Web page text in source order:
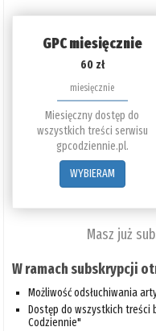
GPC miesięcznie
60 zł
miesięcznie
Miesięczny dostęp do
wszystkich treści serwisu
gpcodziennie.pl.
WYBIERAM
Masz już
W ramach subskrypcji
Możliwość odsłuchiwania
Dostęp do wszystkich treści
Codziennie"